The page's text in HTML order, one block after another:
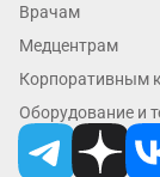
Воронеж
Гатчина
Врачам
Медцентрам
Корпоративным
Оборудование и